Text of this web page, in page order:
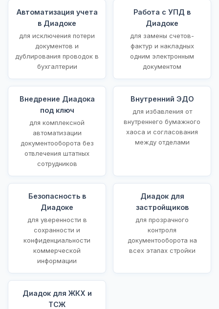
Автоматизация учета
в Диадоке
для исключения потери
документов и
дублирования проводок в
бухгалтерии
Работа с УПД в
Диадоке
для замены счетов-
фактур и накладных
одним электронным
документом
Внедрение Диадока
под ключ
для комплексной
автоматизации
документооборота без
отвлечения штатных
сотрудников
Внутренний ЭДО
для избавления от
внутреннего бумажного
хаоса и согласования
между отделами
Безопасность в
Диадоке
для уверенности в
сохранности и
конфиденциальности
коммерческой
информации
Диадок для
застройщиков
для прозрачного
контроля
документооборота на
всех этапах стройки
Диадок для ЖКХ и
ТСЖ